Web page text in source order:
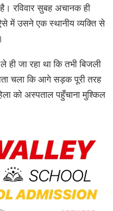
रविवार सुबह अचानक ही
में उसने एक स्थानीय व्यक्ति से
ही जा रहा था कि तभी बिजली
चला कि आगे सड़क पूरी तरह
को अस्पताल पहुँचाना मुश्किल